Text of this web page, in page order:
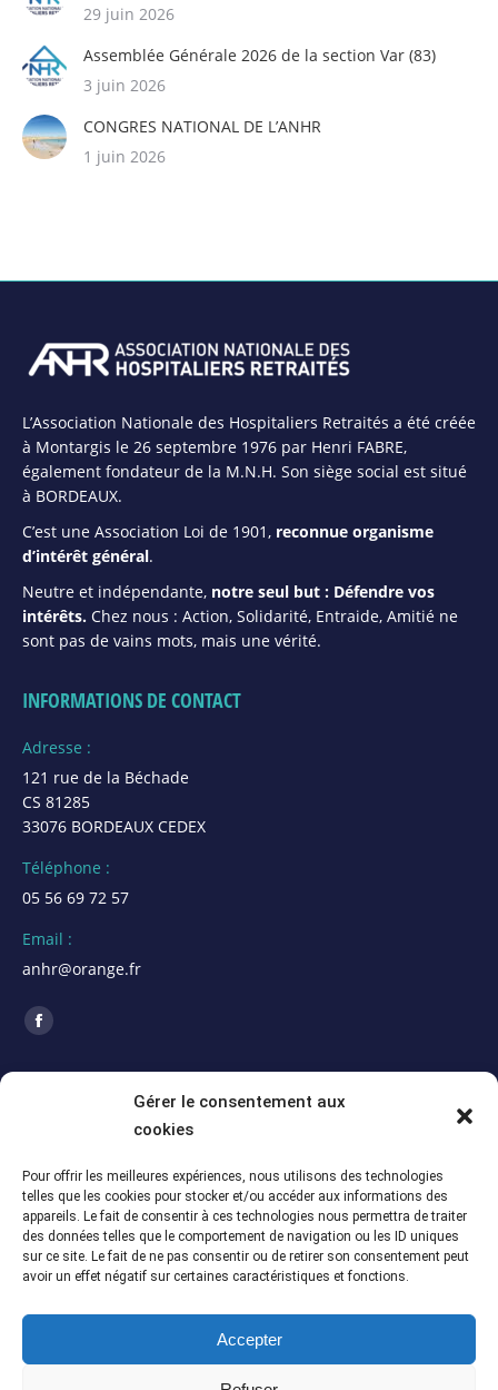
Gérer le consentement aux
cookies
Pour offrir les meilleures expériences, nous utilisons des technologies
telles que les cookies pour stocker et/ou accéder aux informations des
appareils. Le fait de consentir à ces technologies nous permettra de traiter
des données telles que le comportement de navigation ou les ID uniques
sur ce site. Le fait de ne pas consentir ou de retirer son consentement peut
avoir un effet négatif sur certaines caractéristiques et fonctions.
Accepter
29 juin 2026
Assemblée Générale 2026 de la section Var (83)
3 juin 2026
CONGRES NATIONAL DE L’ANHR
1 juin 2026
L’Association Nationale des Hospitaliers Retraités a été créée
à Montargis le 26 septembre 1976 par Henri FABRE,
également fondateur de la M.N.H. Son siège social est situé
à BORDEAUX.
C’est une Association Loi de 1901, reconnue organisme
d’intérêt général.
Neutre et indépendante, notre seul but : Défendre vos
intérêts. Chez nous : Action, Solidarité, Entraide, Amitié ne
sont pas de vains mots, mais une vérité.
INFORMATIONS DE CONTACT
Adresse :
121 rue de la Béchade
CS 81285
33076 BORDEAUX CEDEX
Téléphone :
05 56 69 72 57
Email :
anhr@orange.fr
Trouvez nous sur :
La
une
nouvelle
fenêtre
Assemblée Générale 2026 de la section Alpes
5 juillet 2026
Assemblée Générale du 12 juin 2026 – Section
Meuse-Marne (55-51)
5 juillet 2026
Meuse-Marne (55-51)